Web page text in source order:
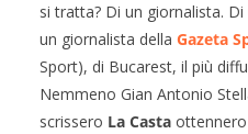
si tratta? Di un giornalista. Di
un giornalista della Gazeta
Sport), di Bucarest, il più
Nemmeno Gian Antonio
scrissero La Casta